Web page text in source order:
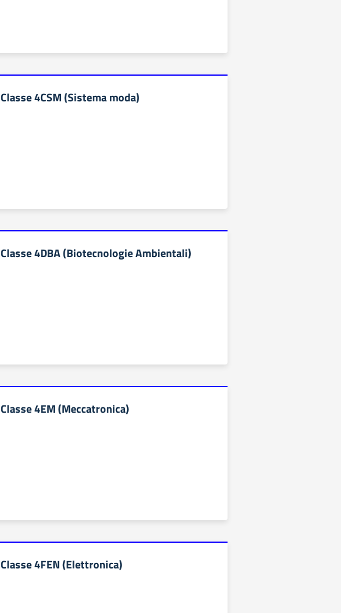
Classe 4CSM (Sistema moda)
Classe 4DBA (Biotecnologie Ambientali)
Classe 4EM (Meccatronica)
Classe 4FEN (Elettronica)